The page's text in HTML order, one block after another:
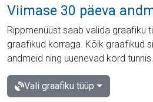
Viimase 30 päeva
Rippmenüüst saab valida graafiku
graafikud korraga. Kõik graafikud
andmeid ning uuenevad kord tunnis.
Vali graafiku tüüp